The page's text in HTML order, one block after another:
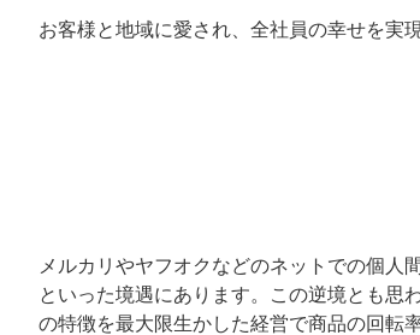
お客様と地域に愛され、全社員の幸せを実
メルカリやヤフオクなどのネットでの個人
といった境遇にあります。この逆境とも思
の特徴を最大限生かした経営で商品の回転